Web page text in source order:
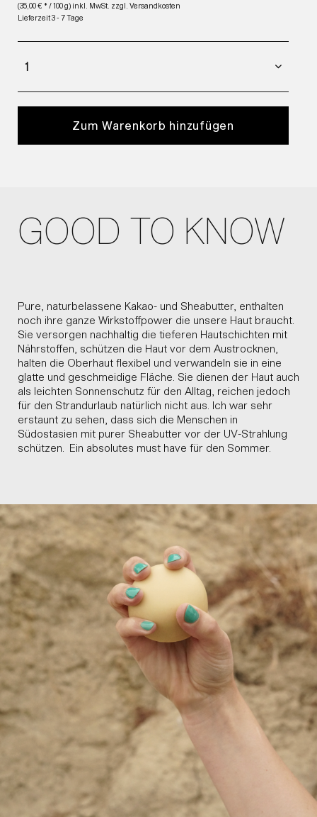
(35,00 € * / 100 g) inkl. MwSt. zzgl. Versandkosten
Lieferzeit 3 - 7 Tage
Zum Warenkorb hinzufügen
GOOD TO KNOW
Pure, naturbelassene Kakao- und Sheabutter, enthalten
noch ihre ganze Wirkstoffpower die unsere Haut braucht.
Sie versorgen nachhaltig die tieferen Hautschichten mit
Nährstoffen, schützen die Haut vor dem Austrocknen,
halten die Oberhaut flexibel und verwandeln sie in eine
glatte und geschmeidige Fläche. Sie dienen der Haut auch
als leichten Sonnenschutz für den Alltag, reichen jedoch
für den Strandurlaub natürlich nicht aus. Ich war sehr
erstaunt zu sehen, dass sich die Menschen in
Südostasien mit purer Sheabutter vor der UV-Strahlung
schützen. Ein absolutes must have für den Sommer.